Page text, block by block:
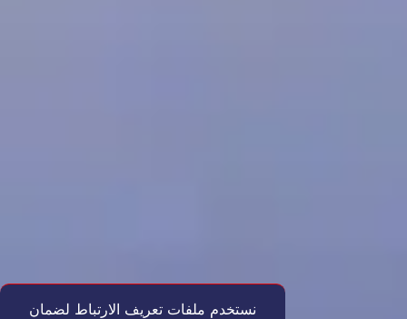
نستخدم ملفات تعريف الارتباط لضمان